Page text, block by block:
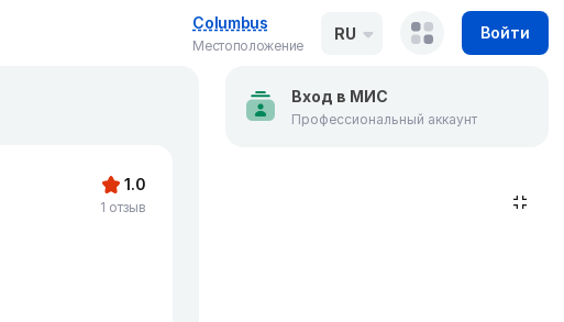
Columbus
Местоположение
RU Войти
1.0
1 отзыв
Вход в МИС
Профессиональный аккаунт